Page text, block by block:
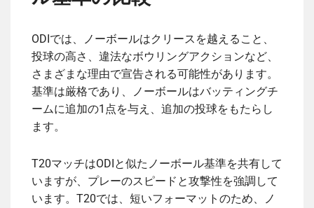
ODIでは、ノーボールはクリースを越えること、
投球の高さ、違法なボウリングアクションなど、
さまざまな理由で宣告される可能性があります。
基準は厳格であり、ノーボールはバッティングチ
ームに追加の1点を与え、追加の投球をもたらし
ます。
T20マッチはODIと似たノーボール基準を共有して
いますが、プレーのスピードと攻撃性を強調して
います。T20では、短いフォーマットのため、ノ